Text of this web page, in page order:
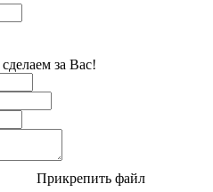
за Вас!
Прикрепить файл